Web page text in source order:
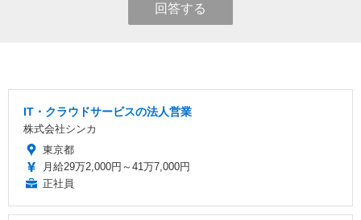
回答する
IT・クラウドサービスの法人営業
株式会社シンカ
東京都
月給29万2,000円～41万7,000円
正社員